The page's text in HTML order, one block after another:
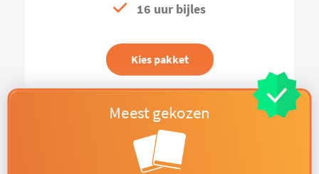
16 uur bijles
Kies pakket